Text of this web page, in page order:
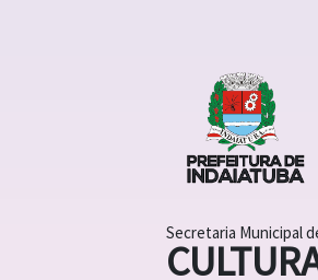
Secretaria Municipal